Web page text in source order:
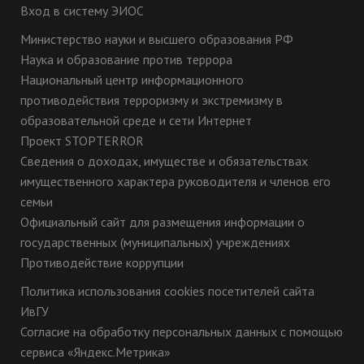
Вход в систему ЭИОС
Министерство науки и высшего образования РФ
Наука и образование против террора
Национальный центр информационного
противодействия терроризму и экстремизму в
образовательной среде и сети Интернет
Проект STOPTERROR
Сведения о доходах, имуществе и обязательствах
имущественного характера руководителя и членов его
семьи
Официальный сайт для размещения информации о
государственных (муниципальных) учреждениях
Противодействие коррупции
Политика использования cookies посетителей сайта
ИвГУ
Согласие на обработку персональных данных с помощью
сервиса «Яндекс.Метрика»